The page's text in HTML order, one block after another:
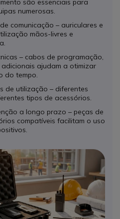
são essenciais para
numerosas.
comunicação – auriculares e
mãos-livres e
– cabos de programação,
ajudam a otimizar
do tempo.
de utilização – diferentes
tipos de acessórios.
a longo prazo – peças de
compatíveis facilitam o uso